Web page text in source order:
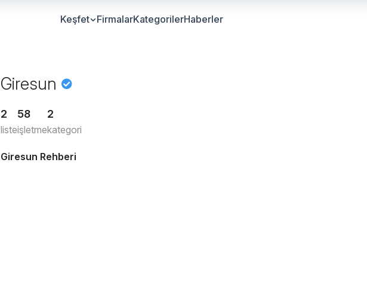
Keşfet FirmalarKategorilerHaberler
Giresun
2
liste
58
işletme
2
kategori
Giresun Rehberi